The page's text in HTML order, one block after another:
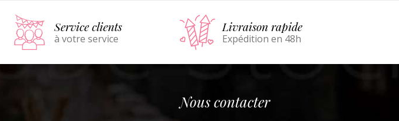
Service clients
à votre service
Livraison rapide
Expédition en 48h
Nous contacter